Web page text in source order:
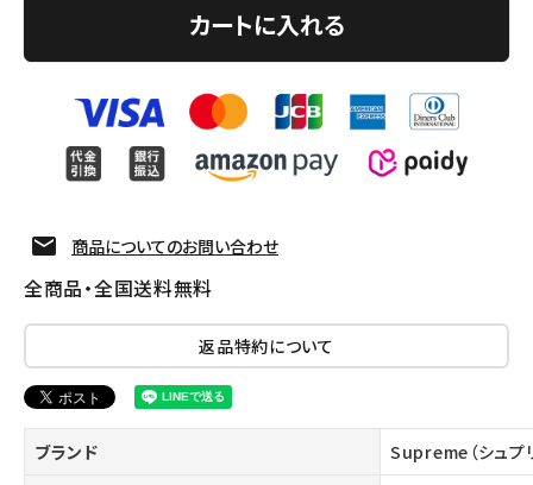
カートに入れる
商品についてのお問い合わせ
全商品・全国送料無料
返品特約について
ブランド
Supreme（シュプ